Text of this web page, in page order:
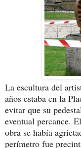
La escultura del
años estaba en la
evitar que su
eventual percance.
obra se había
perímetro fue